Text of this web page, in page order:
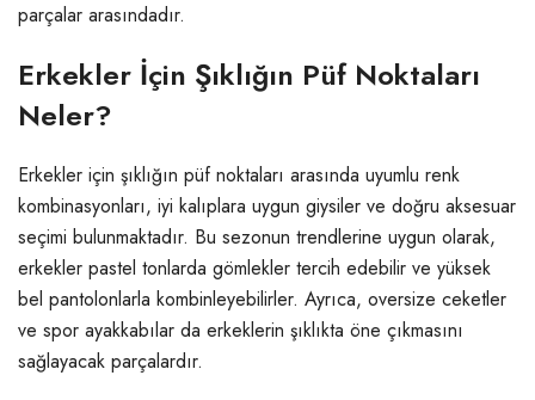
parçalar arasındadır.
Erkekler İçin Şıklığın Püf Noktaları
Neler?
Erkekler için şıklığın püf noktaları arasında uyumlu renk
kombinasyonları, iyi kalıplara uygun giysiler ve doğru aksesuar
seçimi bulunmaktadır. Bu sezonun trendlerine uygun olarak,
erkekler pastel tonlarda gömlekler tercih edebilir ve yüksek
bel pantolonlarla kombinleyebilirler. Ayrıca, oversize ceketler
ve spor ayakkabılar da erkeklerin şıklıkta öne çıkmasını
sağlayacak parçalardır.